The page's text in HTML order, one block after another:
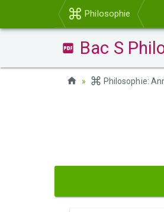
Philosophie
Bac S
Philosophie: